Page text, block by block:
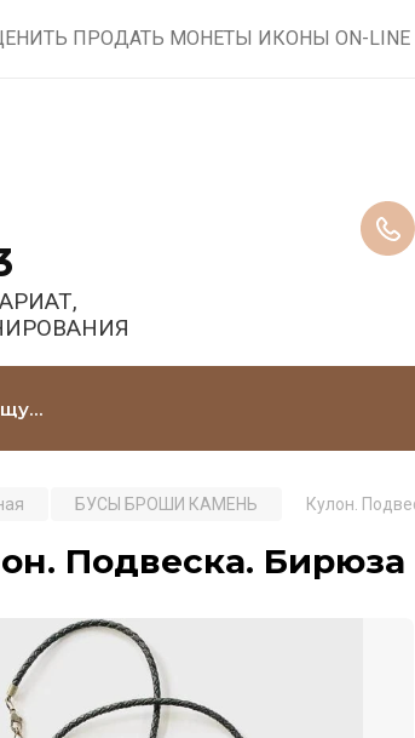
ПРОДАТЬ МОНЕТЫ ИКОНЫ ON-LINE
БУСЫ БРОШИ КАМЕНЬ Кулон.
Подвеска. Бирюза